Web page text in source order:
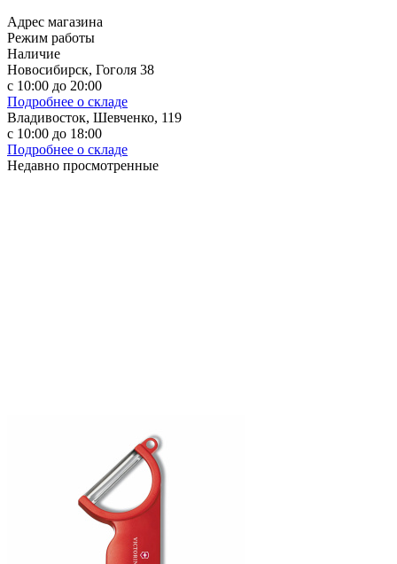
Адрес магазина
Режим работы
Наличие
Новосибирск, Гоголя 38
с 10:00 до 20:00
Подробнее о складе
Владивосток, Шевченко, 119
с 10:00 до 18:00
Подробнее о складе
Недавно просмотренные